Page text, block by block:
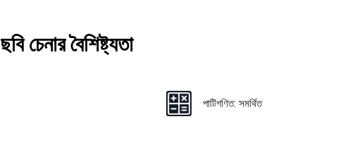
ছবি চেনার বৈশিষ্ট্যতা
পাটিগণিত: সমর্থিত